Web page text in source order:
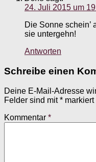
24. Juli 2015 um
Die Sonne schein’
sie untergehn!
Antworten
Schreibe einen
Deine E-Mail-Adresse
Felder sind mit* markiert
Kommentar *